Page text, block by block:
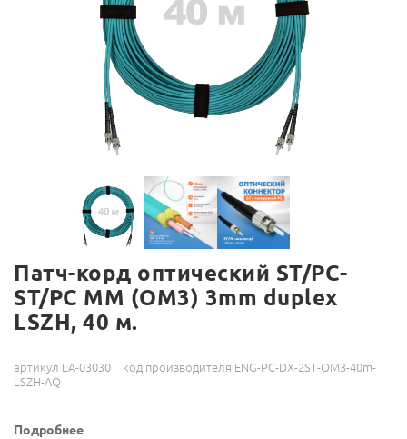
Патч-корд оптический ST/PC-
ST/PC MM (OM3) 3mm duplex
LSZH, 40 м.
артикул LA-03030
код производителя ENG-PC-DX-2ST-OM3-40m-
LSZH-AQ
Подробнее